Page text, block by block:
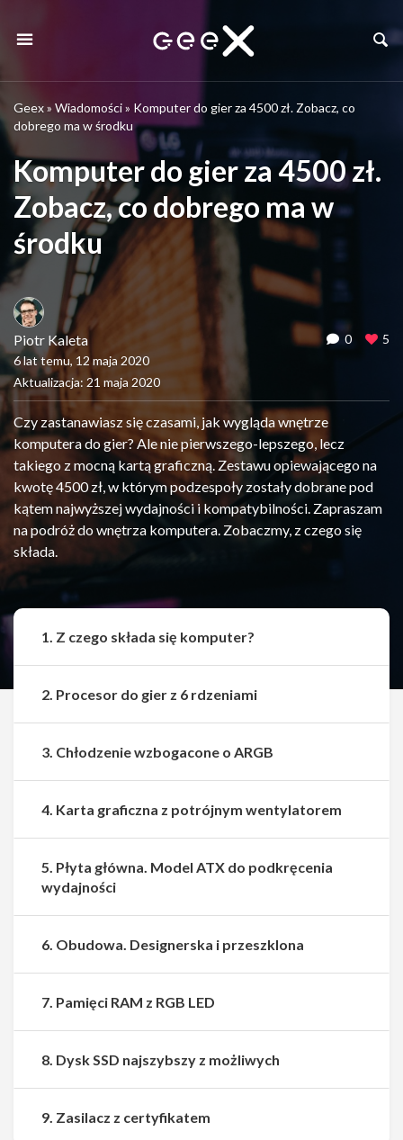
Geex» Wiadomości» Komputer do gier za 4500 zł. Zobacz, co
dobrego ma w środku
Komputer do gier za 4500 zł.
Zobacz, co dobrego ma w
środku
Piotr Kaleta
6 lat temu, 12 maja 2020
Aktualizacja: 21 maja 2020
0 5
Czy zastanawiasz się czasami, jak wygląda wnętrze
komputera do gier? Ale nie pierwszego-lepszego, lecz
takiego z mocną kartą graficzną. Zestawu opiewającego na
kwotę 4500 zł, w którym podzespoły zostały dobrane pod
kątem najwyższej wydajności i kompatybilności. Zapraszam
na podróż do wnętrza komputera. Zobaczmy, z czego się
składa.
Udostępnij
1. Z czego składa się komputer?
2. Procesor do gier z 6 rdzeniami
3. Chłodzenie wzbogacone o ARGB
4. Karta graficzna z potrójnym wentylatorem
5. Płyta główna. Model ATX do podkręcenia
wydajności
6. Obudowa. Designerska i przeszklona
7. Pamięci RAM z RGB LED
8. Dysk SSD najszybszy z możliwych
9. Zasilacz z certyfikatem